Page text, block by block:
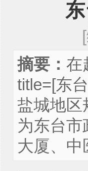
摘要： 在
title=[东
盐城地区
为东台
大厦、中